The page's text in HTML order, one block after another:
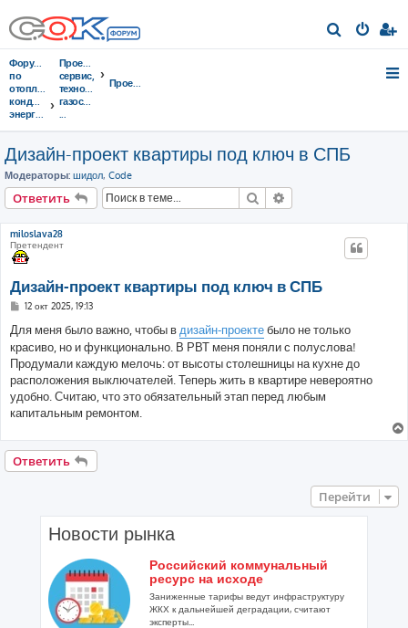
о
Форумы
по
отоплению,
кондиционированию,
энергосбережению
Проектирование,
сервис,
тeхнорматив,
газоснабжение
...
Проектирование
Дизайн-проект квартиры под ключ в СПБ
Модераторы: шидол, Code
Ответить Поиск
miloslava28
Претендент
Дизайн-проект квартиры под ключ в СПБ
С
о
б
щ
е
н
и
е
12 окт 2025, 19:13
Для меня было важно, чтобы в дизайн-проектебыло не только
красиво, но и функционально. В РВТ меня поняли с полуслова!
Продумали каждую мелочь: от высоты столешницы на кухне до
расположения выключателей. Теперь жить в квартире невероятно
удобно. Считаю, что это обязательный этап перед любым
капитальным ремонтом.
Ответить
Перейти
Новости рынка
Российский коммунальный
ресурс на исходе
Заниженные тарифы ведут инфраструктуру
ЖКХ к дальнейшей деградации, считают
эксперты...